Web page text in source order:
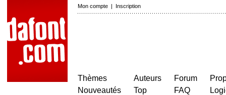
Mon compte | Inscription
Thèmes
Nouveautés
Auteurs
Top
Forum
FAQ